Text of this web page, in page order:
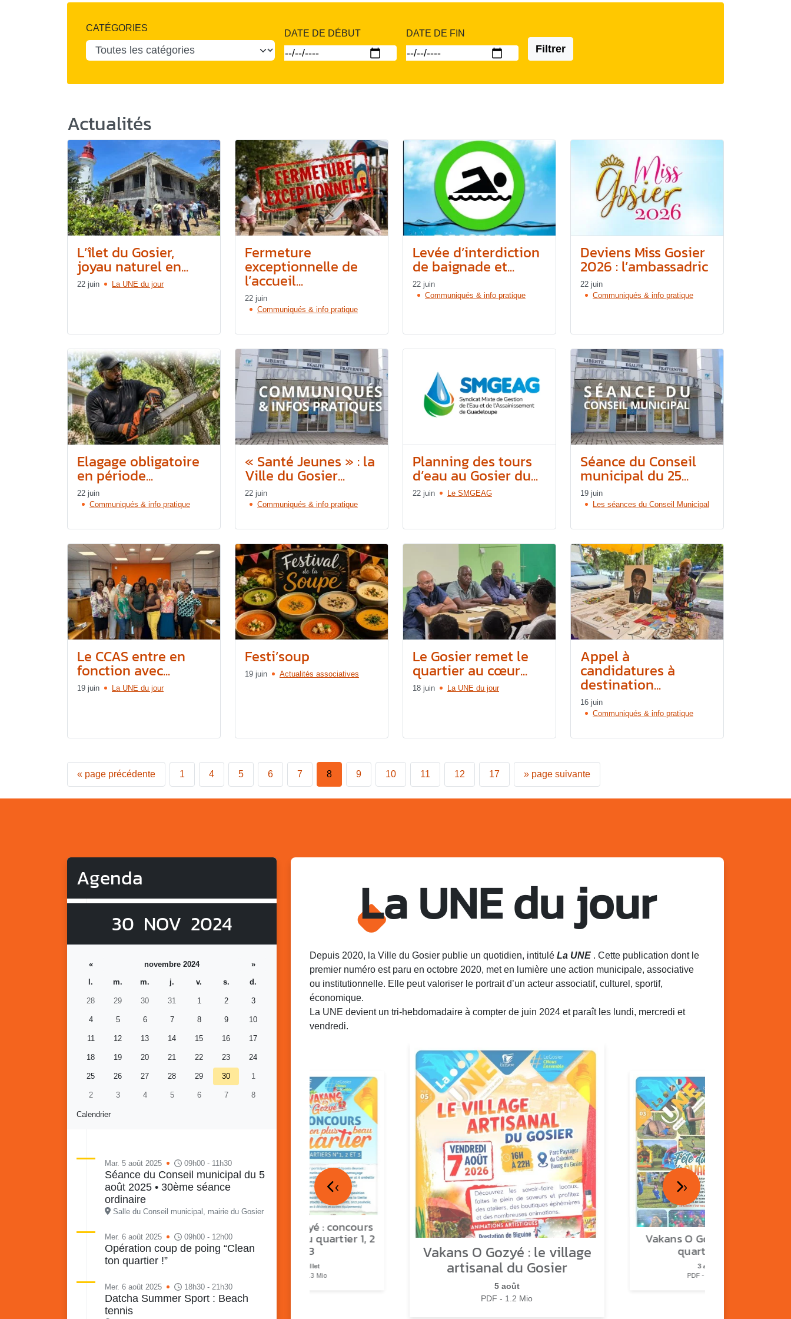
CATÉGORIES
DATE DE DÉBUT DATE DE FIN
Filtrer
Actualités
L’îlet du Gosier,
joyau naturel en...
22 juin La UNE du jour
Fermeture
exceptionnelle de
l’accueil...
22 juin
Communiqués & info pratique
Levée d’interdiction
de baignade et...
22 juin
Communiqués & info pratique
Deviens Miss Gosier
2026 : l’ambassadric
22 juin
Communiqués & info pratique
Elagage obligatoire
en période...
22 juin
Communiqués & info pratique
« Santé Jeunes » : la
Ville du Gosier...
22 juin
Communiqués & info pratique
Planning des tours
d’eau au Gosier du...
22 juin Le SMGEAG
Séance du Conseil
municipal du 25...
19 juin
Les séances du Conseil Municipal
Le CCAS entre en
fonction avec...
19 juin La UNE du jour
Festi’soup
19 juin Actualités associatives
Le Gosier remet le
quartier au cœur...
18 juin La UNE du jour
Appel à
candidatures à
destination...
16 juin
Communiqués & info pratique
« page précédente 1 4 5 6 7 8 9 10 11 12 17 » page suivante
Agenda
30 NOV 2024
Calendrier
« novembre 2024
»
l.
m. m. j. v. s. d.
28 29 30 31 1 2 3
4 5 6 7 8 9 10
11 12 13 14 15 16 17
18 19 20 21 22 23 24
25 26 27 28 29 30 1
2 3 4 5 6 7 8
Mar. 5 août 2025 09h00 - 11h30
Séance du Conseil municipal du 5
août 2025 • 30ème séance
ordinaire
Salle du Conseil municipal, mairie du Gosier
Mer. 6 août 2025 09h00 - 12h00
Opération coup de poing “Clean
ton quartier !”
Mer. 6 août 2025 18h30 - 21h30
Datcha Summer Sport : Beach
tennis
La UNE du jour
Depuis 2020, la Ville du Gosier publie un quotidien, intitulé La UNE . Cette publication dont le
premier numéro est paru en octobre 2020, met en lumière une action municipale, associative
ou institutionnelle. Elle peut valoriser le portrait d’un acteur associatif, culturel, sportif,
économique.
La UNE devient un tri-hebdomadaire à compter de juin 2024 et paraît les lundi, mercredi et
vendredi.
Retour en images sur
Vakans O Gozyé animations
du samedi 18 juillet : Partir
quartier n°3, Gosier beach
summer volley
23 juillet
Vakans o Gozyé : concours
mon plus beau quartier 1, 2
& 3
17 juillet
PDF - 1.3 Mio
Vakans O Gozyé : le village
artisanal du Gosier
5 août
PDF - 1.2 Mio
Vakans O Gozyé : fête de
quartier n°2
3 août
PDF - 2.3 Mio
‹ ›